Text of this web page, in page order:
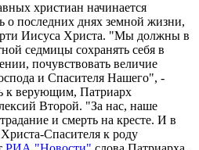
христиан начинается
о последних днях земной жизни,
Иисуса Христа. "Мы должны в
седмицы сохранять себя в
почувствовать величие
и Спасителя Нашего", -
к верующим, Патриарх
Второй. "За нас, наше
и смерть на кресте. И в
Спасителя к роду